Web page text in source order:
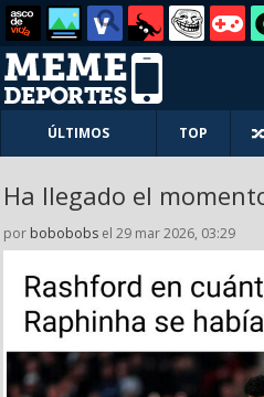
ÚLTIMOS TOP
Ha llegado el
por bobobobs el 29 mar 2026, 03:29